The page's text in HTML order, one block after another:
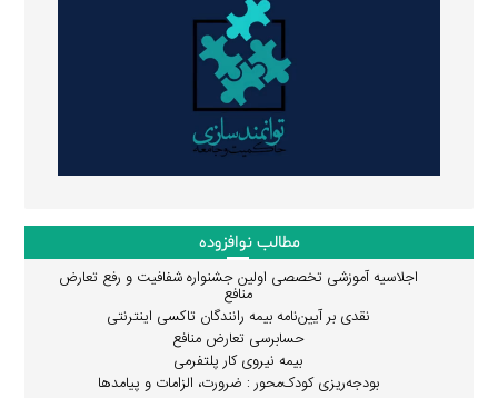
مطالب نوافزوده
اجلاسیه آموزشی تخصصی اولین جشنواره شفافیت و رفع تعارض
منافع
نقدی بر آیین‌نامه بیمه رانندگان تاکسی اینترنتی
حسابرسی تعارض منافع
بیمه نیروی کار پلتفرمی
بودجه‌ریزی کودک‌محور : ضرورت، الزامات و پیامدها